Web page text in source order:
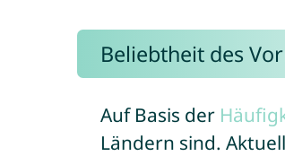
Beliebtheit des
Auf Basis der
Ländern sind.